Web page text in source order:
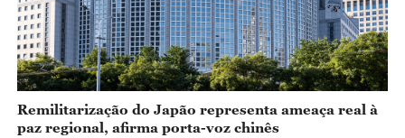
Remilitarização do Japão representa ameaça real à
paz regional, afirma porta-voz chinês